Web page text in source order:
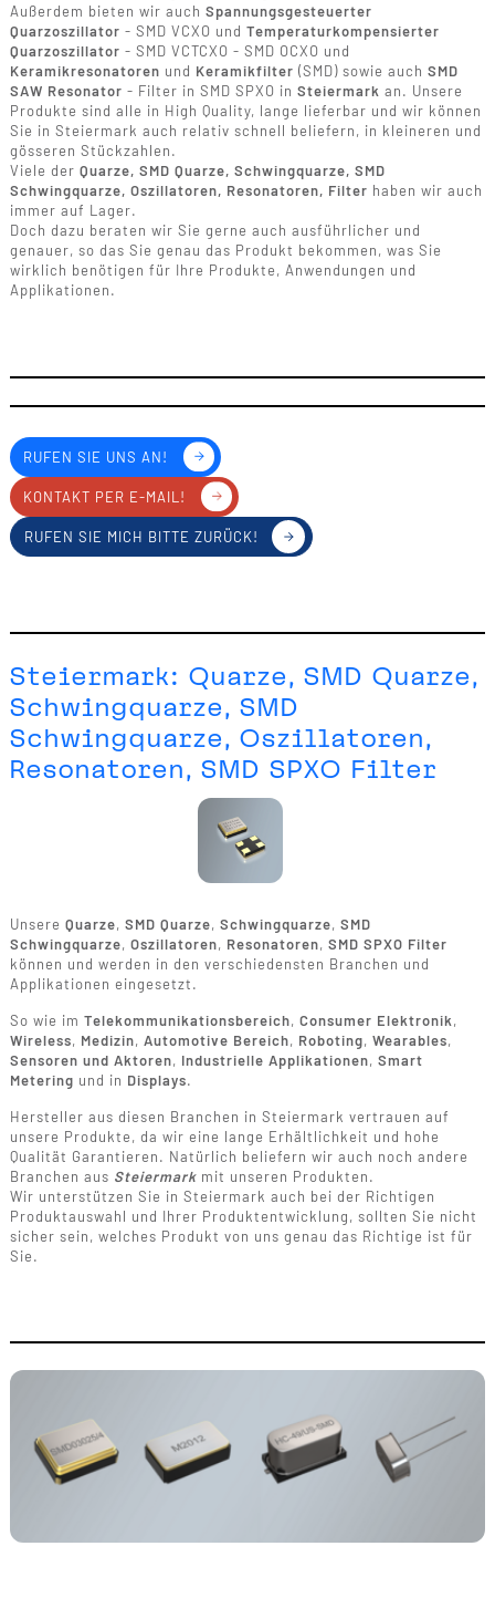
Außerdem bieten wir auch Spannungsgesteuerter
Quarzoszillator - SMD VCXO und Temperaturkompensierter
Quarzoszillator - SMD VCTCXO - SMD OCXO und
Keramikresonatoren und Keramikfilter (SMD) sowie auch SMD
SAW Resonator - Filter in SMD SPXO in Steiermark an. Unsere
Produkte sind alle in High Quality, lange lieferbar und wir können
Sie in Steiermark auch relativ schnell beliefern, in kleineren und
gösseren Stückzahlen.
Viele der Quarze, SMD Quarze, Schwingquarze, SMD
Schwingquarze, Oszillatoren, Resonatoren, Filter haben wir auch
immer auf Lager.
Doch dazu beraten wir Sie gerne auch ausführlicher und
genauer, so das Sie genau das Produkt bekommen, was Sie
wirklich benötigen für Ihre Produkte, Anwendungen und
Applikationen.
RUFEN SIE UNS AN!
KONTAKT PER E-MAIL!
RUFEN SIE MICH BITTE ZURÜCK!
Steiermark: Quarze, SMD Quarze,
Schwingquarze, SMD
Schwingquarze, Oszillatoren,
Resonatoren, SMD SPXO Filter
Unsere Quarze, SMD Quarze, Schwingquarze, SMD
Schwingquarze, Oszillatoren, Resonatoren, SMD SPXO Filter
können und werden in den verschiedensten Branchen und
Applikationen eingesetzt.
So wie im Telekommunikationsbereich, Consumer Elektronik,
Wireless, Medizin, Automotive Bereich, Roboting, Wearables,
Sensoren und Aktoren, Industrielle Applikationen, Smart
Metering und in Displays.
Hersteller aus diesen Branchen in Steiermark vertrauen auf
unsere Produkte, da wir eine lange Erhältlichkeit und hohe
Qualität Garantieren. Natürlich beliefern wir auch noch andere
Branchen aus Steiermark mit unseren Produkten.
Wir unterstützen Sie in Steiermark auch bei der Richtigen
Produktauswahl und Ihrer Produktentwicklung, sollten Sie nicht
sicher sein, welches Produkt von uns genau das Richtige ist für
Sie.